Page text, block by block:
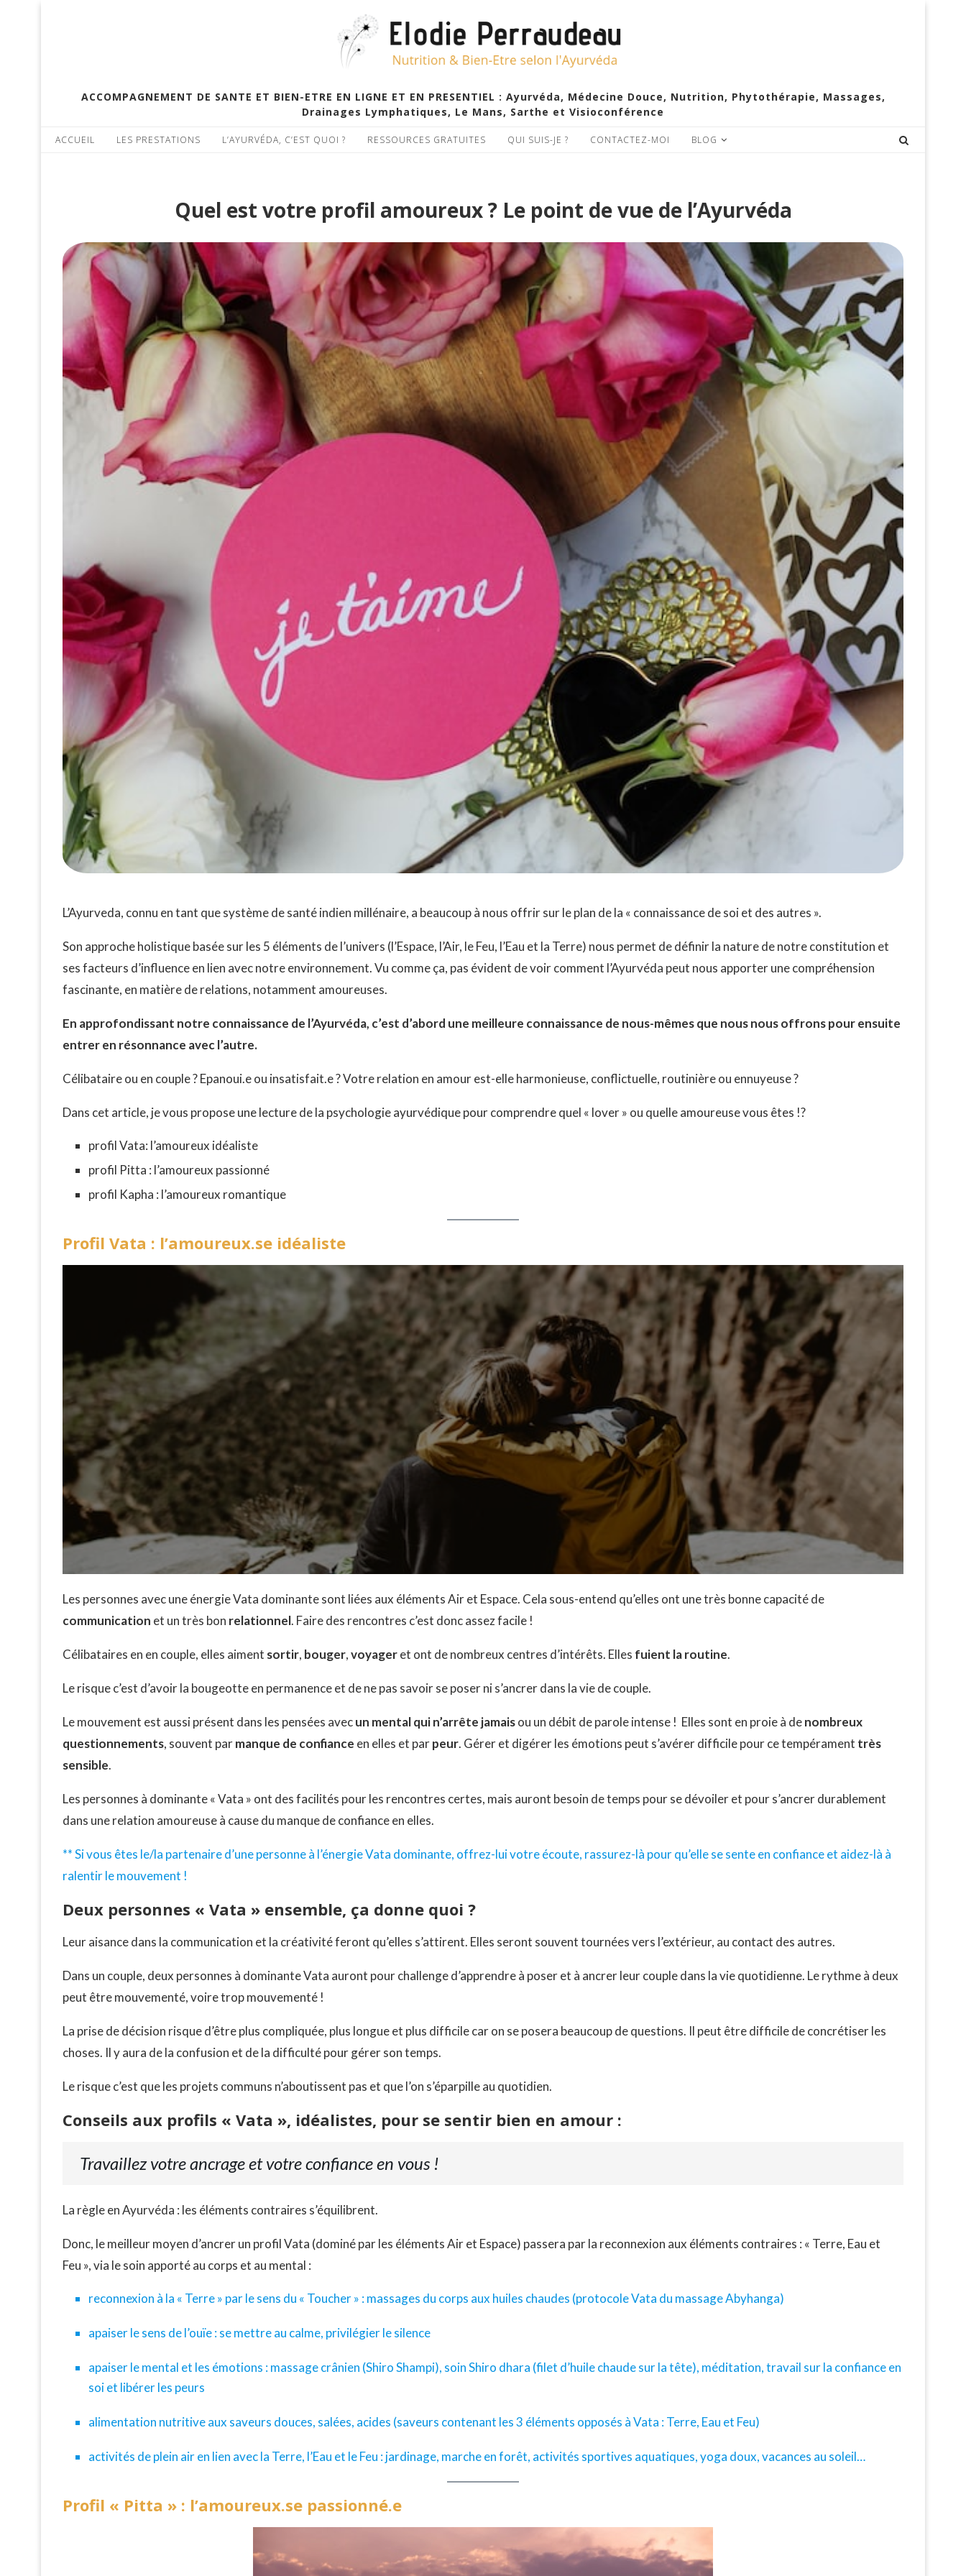
ACCOMPAGNEMENT DE SANTE ET BIEN-ETRE EN LIGNE ET EN PRESENTIEL : Ayurvéda, Médecine Douce, Nutrition, Phytothérapie, Massages,
Drainages Lymphatiques, Le Mans, Sarthe et Visioconférence
ACCUEIL LES PRESTATIONS L’AYURVÉDA, C’EST QUOI ? RESSOURCES GRATUITES QUI SUIS-JE ? CONTACTEZ-MOI BLOG
Quel est votre profil amoureux ? Le point de vue de l’Ayurvéda
L’Ayurveda, connu en tant que système de santé indien millénaire, a beaucoup à nous offrir sur le plan de la « connaissance de soi et des autres ».
Son approche holistique basée sur les 5 éléments de l’univers (l’Espace, l’Air, le Feu, l’Eau et la Terre) nous permet de définir la nature de notre constitution et
ses facteurs d’influence en lien avec notre environnement. Vu comme ça, pas évident de voir comment l’Ayurvéda peut nous apporter une compréhension
fascinante, en matière de relations, notamment amoureuses.
En approfondissant notre connaissance de l’Ayurvéda, c’est d’abord une meilleure connaissance de nous-mêmes que nous nous offrons pour ensuite
entrer en résonnance avec l’autre.
Célibataire ou en couple ? Epanoui.e ou insatisfait.e ? Votre relation en amour est-elle harmonieuse, conflictuelle, routinière ou ennuyeuse ?
Dans cet article, je vous propose une lecture de la psychologie ayurvédique pour comprendre quel « lover » ou quelle amoureuse vous êtes !?
profil Vata: l’amoureux idéaliste
profil Pitta : l’amoureux passionné
profil Kapha : l’amoureux romantique
Profil Vata : l’amoureux.se idéaliste
Les personnes avec une énergie Vata dominante sont liées aux éléments Air et Espace. Cela sous-entend qu’elles ont une très bonne capacité de
communication et un très bon relationnel. Faire des rencontres c’est donc assez facile !
Célibataires en en couple, elles aiment sortir, bouger,voyageret ont de nombreux centres d’intérêts. Elles fuient la routine.
Le risque c’est d’avoir la bougeotte en permanence et de ne pas savoir se poser ni s’ancrer dans la vie de couple.
Le mouvement est aussi présent dans les pensées avecun mental qui n’arrête jamaisou un débit de parole intense ! Elles sont en proie à denombreux
questionnements, souvent parmanque de confiance en elles et parpeur. Gérer et digérer les émotions peut s’avérer difficile pour ce tempérament très
sensible.
Les personnes à dominante « Vata » ont des facilités pour les rencontres certes, mais auront besoin de temps pour se dévoiler et pour s’ancrer durablement
dans une relation amoureuse à cause du manque de confiance en elles.
** Si vous êtes le/la partenaire d’une personne à l’énergie Vata dominante, offrez-lui votre écoute, rassurez-là pour qu’elle se sente en confiance et aidez-là à
ralentir le mouvement !
Deux personnes « Vata » ensemble, ça donne quoi ?
Leur aisance dans la communication et la créativité feront qu’elles s’attirent. Elles seront souvent tournées vers l’extérieur, au contact des autres.
Dans un couple, deux personnes à dominante Vata auront pour challenge d’apprendre à poser et à ancrer leur couple dans la vie quotidienne. Le rythme à deux
peut être mouvementé, voire trop mouvementé !
La prise de décision risque d’être plus compliquée, plus longue et plus difficile car on se posera beaucoup de questions. Il peut être difficile de concrétiser les
choses. Il y aura de la confusion et de la difficulté pour gérer son temps.
Le risque c’est que les projets communs n’aboutissent pas et que l’on s’éparpille au quotidien.
Conseils aux profils « Vata », idéalistes, pour se sentir bien en amour :
Travaillez votre ancrage et votre confiance en vous !
La règle en Ayurvéda : les éléments contraires s’équilibrent.
Donc, le meilleur moyen d’ancrer un profil Vata (dominé par les éléments Air et Espace) passera par la reconnexion aux éléments contraires : « Terre, Eau et
Feu », via le soin apporté au corps et au mental :
reconnexion à la « Terre » par le sens du « Toucher » : massages du corps aux huiles chaudes (protocole Vata du massage Abyhanga)
apaiser le sens de l’ouïe : se mettre au calme, privilégier le silence
apaiser le mental et les émotions : massage crânien (Shiro Shampi), soin Shiro dhara (filet d’huile chaude sur la tête), méditation, travail sur la confiance en
soi et libérer les peurs
alimentation nutritive aux saveurs douces, salées, acides (saveurs contenant les 3 éléments opposés à Vata : Terre, Eau et Feu)
activités de plein air en lien avec la Terre, l’Eau et le Feu : jardinage, marche en forêt, activités sportives aquatiques, yoga doux, vacances au soleil…
Profil « Pitta » : l’amoureux.se passionné.e